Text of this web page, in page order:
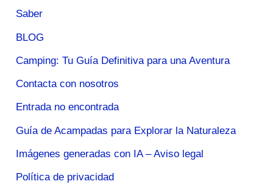
Saber
BLOG
Camping: Tu Guía Definitiva para una Aventura
Contacta con nosotros
Entrada no encontrada
Guía de Acampadas para Explorar la Naturaleza
Imágenes generadas con IA – Aviso legal
Política de privacidad